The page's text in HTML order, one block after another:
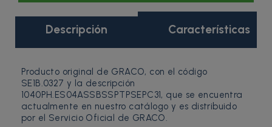
Descripción Características
Producto original de GRACO, con el código
SE1B.0327 y la descripción
1040PH.ES04ASSBSSPTPSEPC31, que se encuentra
actualmente en nuestro catálogo y es distribuido
por el Servicio Oficial de GRACO.